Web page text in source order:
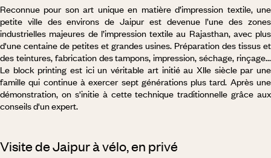
Reconnue pour son art unique en matière d’impression textile, une
petite ville des environs de Jaipur est devenue l’une des zones
industrielles majeures de l’impression textile au Rajasthan, avec plus
d'une centaine de petites et grandes usines. Préparation des tissus et
des teintures, fabrication des tampons, impression, séchage, rinçage...
Le block printing est ici un véritable art initié au XIIe siècle par une
famille qui continue à exercer sept générations plus tard. Après une
démonstration, on s'initie à cette technique traditionnelle grâce aux
conseils d'un expert.
Visite de Jaipur à vélo, en privé